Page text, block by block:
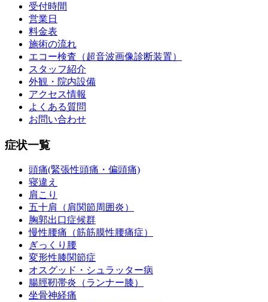
受付時間
営業日
料金表
施術の流れ
エコー検査（超音波画像診断装置）
スタッフ紹介
外観・院内設備
アクセス情報
よくある質問
お問い合わせ
症状一覧
頭痛(緊張性頭痛・偏頭痛)
寝違え
肩こり
五十肩（肩関節周囲炎）
胸郭出口症候群
慢性腰痛（筋筋膜性腰痛症）
ぎっくり腰
変形性膝関節症
オスグッド・シュラッター病
腸脛靭帯炎（ランナー膝）
坐骨神経痛